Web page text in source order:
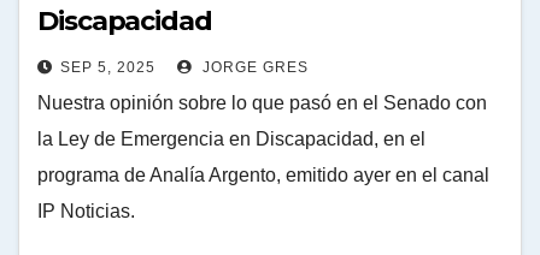
Discapacidad
SEP 5, 2025 JORGE GRES
Nuestra opinión sobre lo que pasó en el Senado con
la Ley de Emergencia en Discapacidad, en el
programa de Analía Argento, emitido ayer en el canal
IP Noticias.